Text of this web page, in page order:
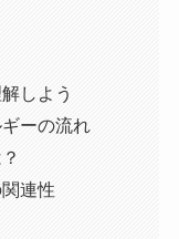
しよう
ーの流れ
連性